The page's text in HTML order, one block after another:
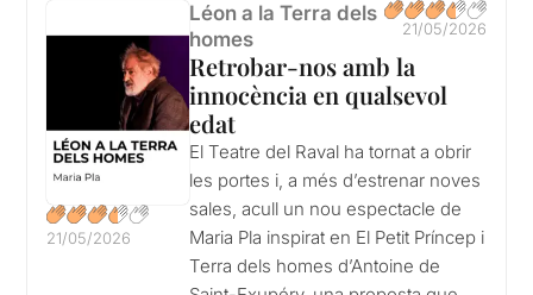
21/05/2026
Léon a la Terra dels
homes
21/05/2026
Retrobar-nos amb la
innocència en qualsevol
edat
El Teatre del Raval ha tornat a obrir
les portes i, a més d’estrenar noves
sales, acull un nou espectacle de
Maria Pla inspirat en El Petit Príncep i
Terra dels homes d’Antoine de